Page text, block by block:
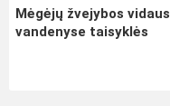
Mėgėjų žvejybos vidaus
vandenyse taisyklės